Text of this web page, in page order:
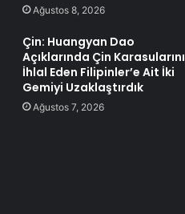
Ağustos 8, 2026
Çin: Huangyan Dao
Açıklarında Çin Karasularını
İhlal Eden Filipinler’e Ait İki
Gemiyi Uzaklaştırdık
Ağustos 7, 2026